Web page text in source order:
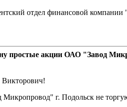
отдел финансовой
простые акции ОАО "Завод
г. Подольск не